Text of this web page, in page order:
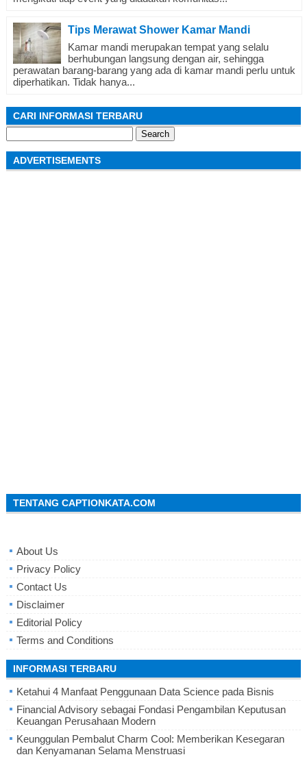
Tips Merawat Shower Kamar Mandi
Kamar mandi merupakan tempat yang selalu
berhubungan langsung dengan air, sehingga
perawatan barang-barang yang ada di kamar mandi perlu untuk
diperhatikan. Tidak hanya...
CARI INFORMASI TERBARU
for:
ADVERTISEMENTS
TENTANG CAPTIONKATA.COM
About Us
Privacy Policy
Contact Us
Disclaimer
Editorial Policy
Terms and Conditions
INFORMASI TERBARU
Ketahui 4 Manfaat Penggunaan Data Science pada Bisnis
Financial Advisory sebagai Fondasi Pengambilan Keputusan
Keuangan Perusahaan Modern
Keunggulan Pembalut Charm Cool: Memberikan Kesegaran
dan Kenyamanan Selama Menstruasi